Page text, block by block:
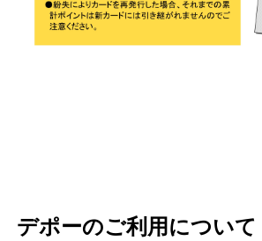
デポーのご利用について